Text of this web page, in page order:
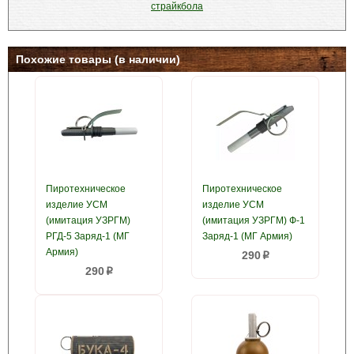
страйкбола
Похожие товары (в наличии)
Пиротехническое
изделие УСМ
(имитация УЗРГМ)
РГД-5 Заряд-1 (МГ
Армия)
290p
Пиротехническое
изделие УСМ
(имитация УЗРГМ) Ф-1
Заряд-1 (МГ Армия)
290p